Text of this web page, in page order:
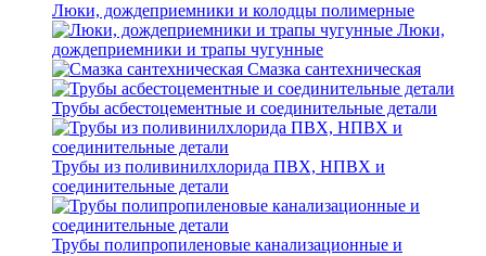
Люки, дождеприемники и колодцы полимерные
Люки,
дождеприемники и трапы чугунные
Смазка сантехническая
Трубы асбестоцементные и соединительные детали
Трубы из поливинилхлорида ПВХ, НПВХ и
соединительные детали
Трубы полипропиленовые канализационные и